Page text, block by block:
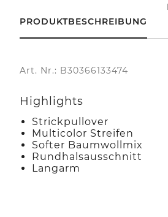
PRODUKTBESCHREIBUNG
Art. Nr.: B30366133474
Highlights
Strickpullover
Multicolor Streifen
Softer Baumwollmix
Rundhalsausschnitt
Langarm